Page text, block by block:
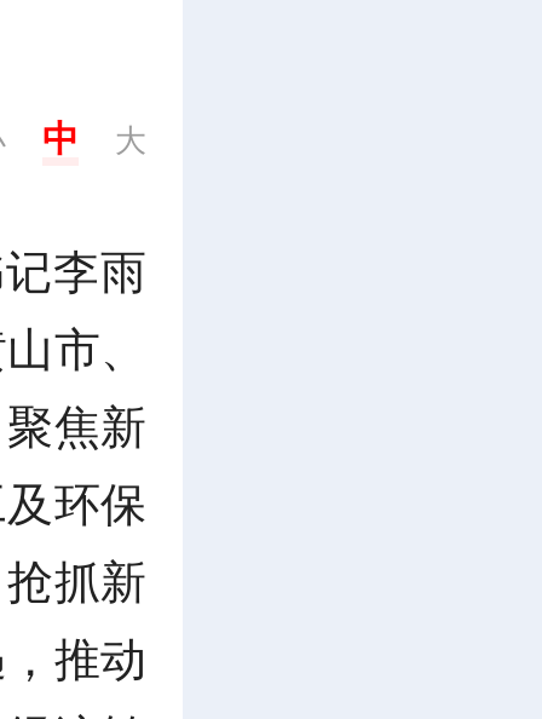
中 大
李雨
市、
焦新
环保
抓新
推动